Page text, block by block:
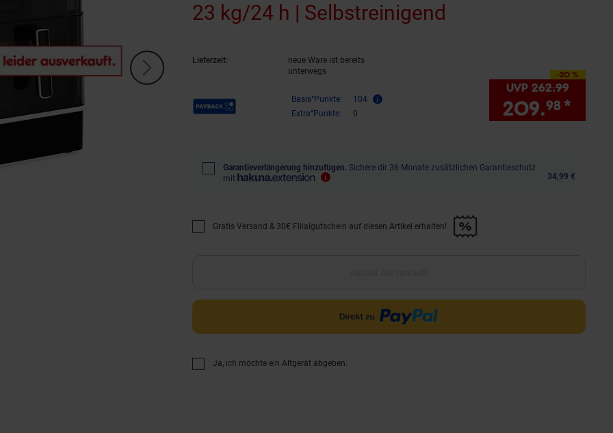
23 kg/24 h | Selbstreinigend
Lieferzeit:
neue Ware ist bereits
unterwegs
Payback Punkte Basis°Punkte:
104
Extra°Punkte:
0
-20 %
Sie Sparen 20 Prozent,
UVP262.99UVP :
209.98 *
Garantieverlängerung hinzufügen. Sichere dir 36 Monate zusätzlichen Garantieschutz
mit
34,99 €
Promotion "Gratis Versand &amp; 30€ Filialgutschein auf diesen Artikel erhalten!" anwenden
Gratis Versand & 30€ Filialgutschein auf diesen Artikel erhalten!
Ja, ich möchte ein Altgerät abgeben.